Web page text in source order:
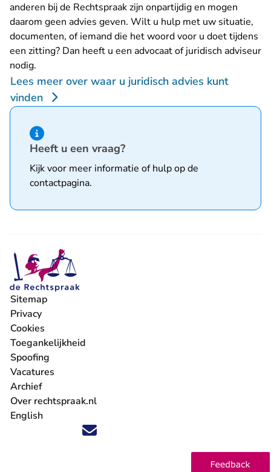
anderen bij de Rechtspraak zijn onpartijdig en mogen
daarom geen advies geven. Wilt u hulp met uw situatie,
documenten, of iemand die het woord voor u doet tijdens
een zitting? Dan heeft u een advocaat of juridisch adviseur
nodig.
Lees meer over waar u juridisch advies kunt
vinden
Hint van type informatie
Heeft u een vraag?
Kijk voor meer informatie of hulp op de
contactpagina.
Volg ons op X (Twitter) - U verlaat Rechtspraak.nl
Volg ons op Facebook - U verlaat Rechtspraak.nl
Volg ons op Instagram - U verlaat Rechtspraak.nl
Volg ons op Youtube - U verlaat Rechtspraak.nl
Volg ons op LinkedIn - U verlaat
'Blijf op de hoogte' nieuwsbrief - U verlaat
Sitemap
Privacy
Cookies
Toegankelijkheid
Spoofing
Vacatures
- U verlaat Rechtspraak.nl
Archief
Over rechtspraak.nl
English